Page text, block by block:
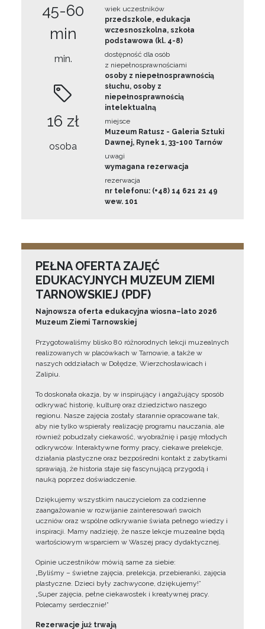
45-60
min
min.
16 zł
osoba
wiek uczestników
przedszkole, edukacja
wczesnoszkolna, szkoła
podstawowa (kl. 4-8)
dostępność dla osób
z niepełnosprawnościami
osoby z niepełnosprawnością
słuchu, osoby z
niepełnosprawnością
intelektualną
miejsce
Muzeum Ratusz - Galeria Sztuki
Dawnej, Rynek 1, 33-100 Tarnów
uwagi
wymagana rezerwacja
rezerwacja
nr telefonu: (+48) 14 621 21 49
wew. 101
PEŁNA OFERTA ZAJĘĆ
EDUKACYJNYCH MUZEUM ZIEMI
TARNOWSKIEJ (PDF)
Najnowsza oferta edukacyjna wiosna–lato 2026
Muzeum Ziemi Tarnowskiej
Przygotowaliśmy blisko 80 różnorodnych lekcji muzealnych
realizowanych w placówkach w Tarnowie, a także w
naszych oddziałach w Dołędze, Wierzchosławicach i
Zalipiu.
To doskonała okazja, by w inspirujący i angażujący sposób
odkrywać historię, kulturę oraz dziedzictwo naszego
regionu. Nasze zajęcia zostały starannie opracowane tak,
aby nie tylko wspierały realizację programu nauczania, ale
również pobudzały ciekawość, wyobraźnię i pasję młodych
odkrywców. Interaktywne formy pracy, ciekawe prelekcje,
działania plastyczne oraz bezpośredni kontakt z zabytkami
sprawiają, że historia staje się fascynującą przygodą i
nauką poprzez doświadczenie.
Dziękujemy wszystkim nauczycielom za codzienne
zaangażowanie w rozwijanie zainteresowań swoich
uczniów oraz wspólne odkrywanie świata pełnego wiedzy i
inspiracji. Mamy nadzieję, że nasze lekcje muzealne będą
wartościowym wsparciem w Waszej pracy dydaktycznej.
Opinie uczestników mówią same za siebie:
„Byliśmy – świetne zajęcia, prelekcja, przebieranki, zajęcia
plastyczne. Dzieci były zachwycone, dziękujemy!”
„Super zajęcia, pełne ciekawostek i kreatywnej pracy.
Polecamy serdecznie!”
Rezerwacje już trwają